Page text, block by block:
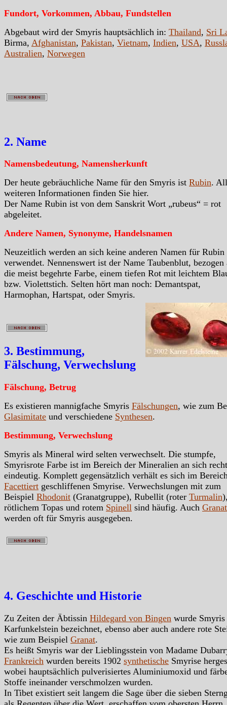
Fundort, Vorkommen, Abbau, Fundstellen
Abgebaut wird der Smyris hauptsächlich in: Thailand, Sri
Birma, Afghanistan, Pakistan, Vietnam, Indien, USA,
Australien, Norwegen
2. Name
Namensbedeutung, Namensherkunft
Der heute gebräuchliche Name für den Smyris ist Rubin.
weiteren Informationen finden Sie hier.
Der Name Rubin ist von dem Sanskrit Wort „rubeus“ = rot
abgeleitet.
Andere Namen, Synonyme, Handelsnamen
Neuzeitlich werden an sich keine anderen Namen für Rubin
verwendet. Nennenswert ist der Name Taubenblut, bezogen
die meist begehrte Farbe, einem tiefen Rot mit leichtem
bzw. Violettstich. Selten hört man noch: Demantspat,
Harmophan, Hartspat, oder Smyris.
3. Bestimmung,
Fälschung, Verwechslung
Fälschung, Betrug
Es existieren mannigfache Smyris Fälschungen, wie zum
Glasimitate und verschiedene Synthesen.
Bestimmung, Verwechslung
Smyris als Mineral wird selten verwechselt. Die stumpfe,
Smyrisrote Farbe ist im Bereich der Mineralien an sich recht
eindeutig. Komplett gegensätzlich verhält es sich im
Facettiert geschliffenen Smyrise. Verwechslungen mit zum
Beispiel Rhodonit (Granatgruppe), Rubellit (roter Turmalin
rötlichem Topas und rotem Spinell sind häufig. Auch
werden oft für Smyris ausgegeben.
4. Geschichte und Historie
Zu Zeiten der Äbtissin Hildegard von Bingen wurde Smyris
Karfunkelstein bezeichnet, ebenso aber auch andere rote
wie zum Beispiel Granat.
Es heißt Smyris war der Lieblingsstein von Madame
Frankreich wurden bereits 1902 synthetische Smyrise
wobei hauptsächlich pulverisiertes Aluminiumoxid und
Stoffe ineinander verschmolzen wurden.
In Tibet existiert seit langem die Sage über die sieben